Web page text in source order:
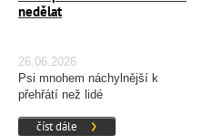
nedělat
26.06.2026
Psi mnohem náchylnější k
přehřátí než lidé
číst dále